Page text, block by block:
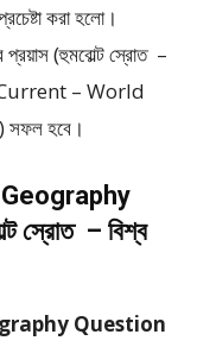
করা হলাে।
প্রয়াস (হুমবোল্ট স্রোত –
– World
হবে।
স্রোত – বিশ্ব
Question